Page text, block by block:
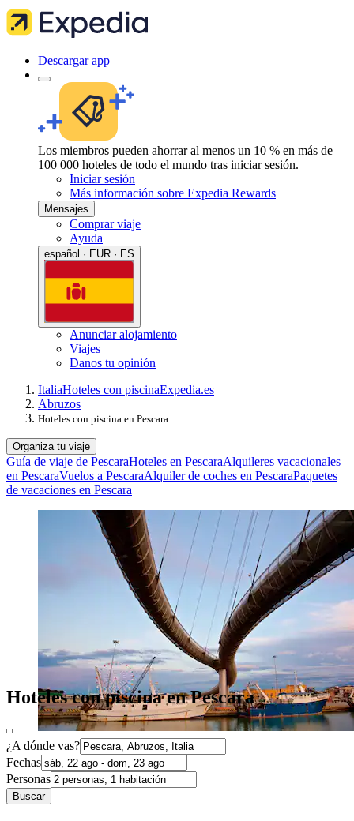
Descargar app
Los miembros pueden ahorrar al menos un 10 % en más de
100 000 hoteles de todo el mundo tras iniciar sesión.
Iniciar sesión
Más información sobre Expedia Rewards
Mensajes
Comprar viaje
Ayuda
español · EUR · ES
Anunciar alojamiento
Viajes
Danos tu opinión
ItaliaHoteles con piscinaExpedia.es
Abruzos
Hoteles con piscina en Pescara
Organiza tu viaje
Guía de viaje de PescaraHoteles en PescaraAlquileres vacacionales
en PescaraVuelos a PescaraAlquiler de coches en PescaraPaquetes
de vacaciones en Pescara
Hoteles con piscina en Pescara
¿A dónde vas?
Fechas
Personas
Buscar